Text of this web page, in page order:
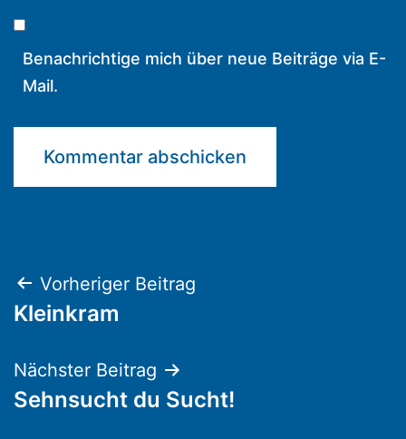
Benachrichtige mich über neue Beiträge via E-
Mail.
Beitragsnavigation
Vorheriger Beitrag
Kleinkram
Nächster Beitrag
Sehnsucht du Sucht!